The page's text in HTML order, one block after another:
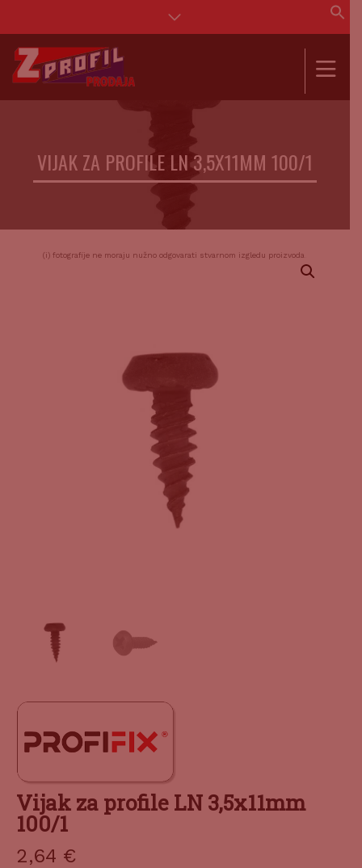
VIJAK ZA PROFILE LN 3,5X11MM 100/1
(i) fotografije ne moraju nužno odgovarati stvarnom izgledu proizvoda.
Vijak za profile LN 3,5x11mm
100/1
2,64 €